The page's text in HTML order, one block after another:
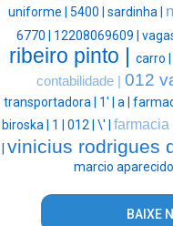
uniforme | 5400 | sardinha |
6770 | 12208069609 |
ribeiro pinto | carro |
contabilidade | 012
transportadora | 1' | a |
biroska | 1 | 012 | \' | farmacia
vinicius rodrigues
marcio
BAIXE